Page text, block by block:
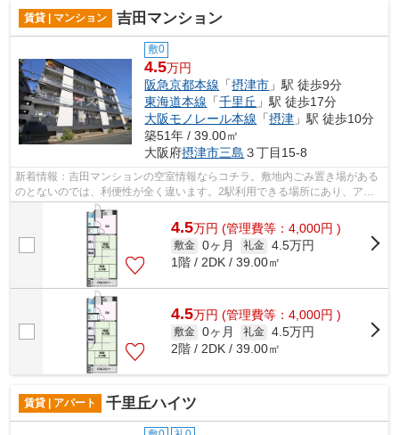
賃貸 | マンション 吉田マンション
敷0
4.5万円
阪急京都本線 「摂津市 」駅 徒歩9分
東海道本線 「千里丘 」駅 徒歩17分
大阪モノレール本線 「摂津 」駅 徒歩10分
築51年 / 39.00㎡
大阪府摂津市三島 ３丁目15-8
新着情報：吉田マンションの空室情報ならコチラ。敷地内ごみ置き場がある
のとないのでは、利便性が全く違います。2駅利用できる場所にあり、アク
セスが便利です。自分好みの外観で選び...
4.5万円 (管理費等：4,000円 )
敷金 0ヶ月 礼金 4.5万円
1階 / 2DK / 39.00㎡
4.5万円 (管理費等：4,000円 )
敷金 0ヶ月 礼金 4.5万円
2階 / 2DK / 39.00㎡
賃貸 | アパート 千里丘ハイツ